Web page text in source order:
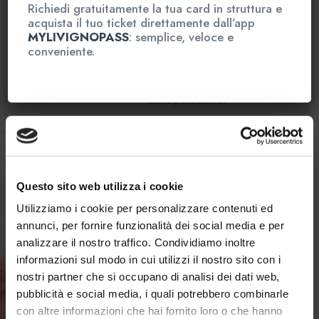
Questo sito web utilizza i cookie
Utilizziamo i cookie per personalizzare contenuti ed
annunci, per fornire funzionalità dei social media e per
analizzare il nostro traffico. Condividiamo inoltre
informazioni sul modo in cui utilizzi il nostro sito con i
nostri partner che si occupano di analisi dei dati web,
pubblicità e social media, i quali potrebbero combinarle
con altre informazioni che hai fornito loro o che hanno
Totale
€ 85,00
(senza prenotazione)
Richiedi gratuitamente la tua card in struttura e
acquista il tuo ticket direttamente dall’app
MYLIVIGNOPASS: semplice, veloce e
conveniente.